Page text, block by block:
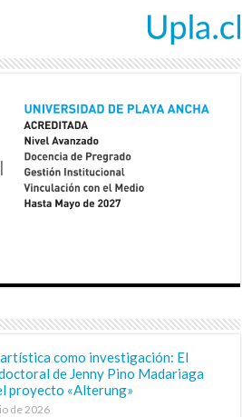
como investigación: El
de Jenny Pino Madariaga
proyecto «Alterung»
de 2026